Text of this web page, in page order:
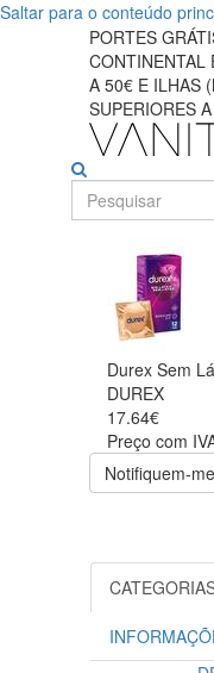
Saltar para o conteúdo
PORTES
CONTINENTAL
A 50€ E ILHAS
SUPERIORES
Durex Sem
DUREX
17.64€
Preço com
Notifiquem-me